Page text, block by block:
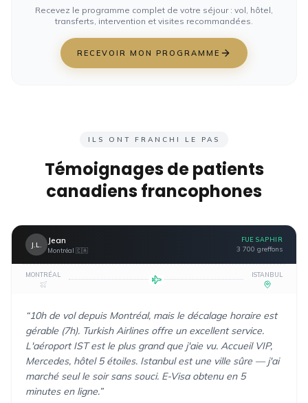
Recevez le programme complet de votre séjour : vol, hôtel,
transferts, intervention et visites recommandées.
RECEVOIR MON PROGRAMME
ILS ONT FRANCHI LE PAS
Témoignages de patients
canadiens francophones
J.L. Jean
Montréal 🇨🇦
FUE SAPHIR
3 700 greffons
MONTRÉAL ISTANBUL
“10h de vol depuis Montréal, mais le décalage horaire est
gérable (7h). Turkish Airlines offre un excellent service.
L'aéroport IST est le plus grand que j'aie vu. Accueil VIP,
Mercedes, hôtel 5 étoiles. Istanbul est une ville sûre — j'ai
marché seul le soir sans souci. E-Visa obtenu en 5
minutes en ligne.”